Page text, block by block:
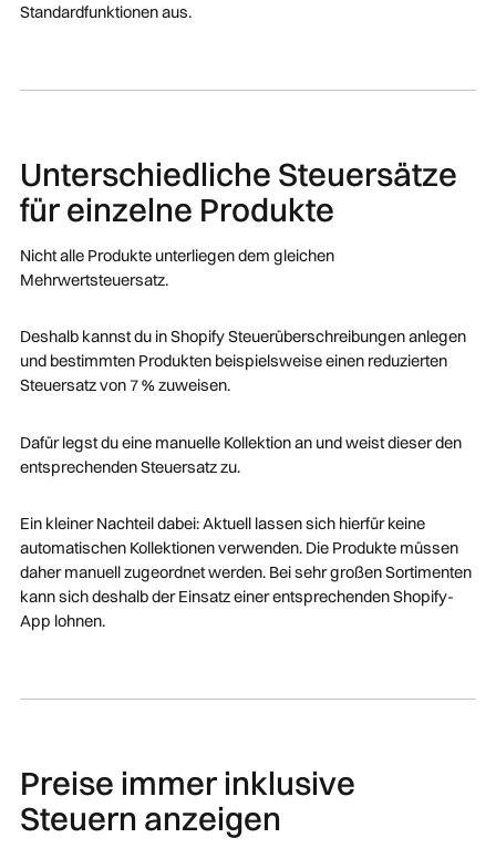
Standardfunktionen aus.
Unterschiedliche Steuersätze
für einzelne Produkte
Nicht alle Produkte unterliegen dem gleichen
Mehrwertsteuersatz.
Deshalb kannst du in Shopify Steuerüberschreibungen anlegen
und bestimmten Produkten beispielsweise einen reduzierten
Steuersatz von 7 % zuweisen.
Dafür legst du eine manuelle Kollektion an und weist dieser den
entsprechenden Steuersatz zu.
Ein kleiner Nachteil dabei: Aktuell lassen sich hierfür keine
automatischen Kollektionen verwenden. Die Produkte müssen
daher manuell zugeordnet werden. Bei sehr großen Sortimenten
kann sich deshalb der Einsatz einer entsprechenden Shopify-
App lohnen.
Preise immer inklusive
Steuern anzeigen